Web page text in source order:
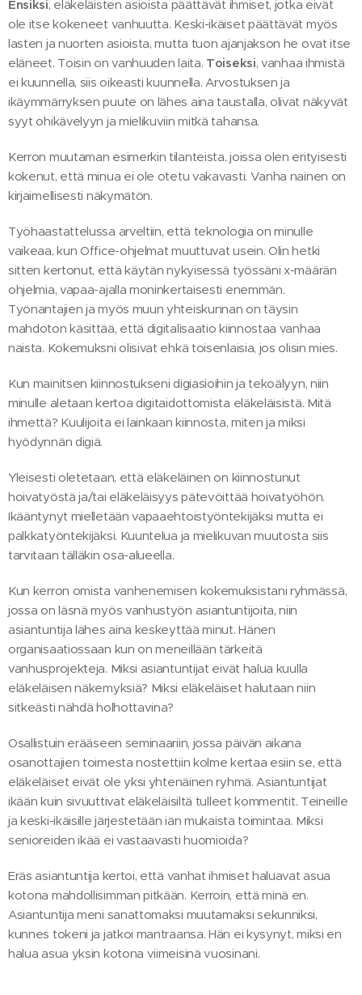
Ensiksi, eläkeläisten asioista päättävät ihmiset, jotka eivät
ole itse kokeneet vanhuutta. Keski-ikäiset päättävät myös
lasten ja nuorten asioista, mutta tuon ajanjakson he ovat itse
eläneet. Toisin on vanhuuden laita. Toiseksi, vanhaa ihmistä
ei kuunnella, siis oikeasti kuunnella. Arvostuksen ja
ikäymmärryksen puute on lähes aina taustalla, olivat näkyvät
syyt ohikävelyyn ja mielikuviin mitkä tahansa.
Kerron muutaman esimerkin tilanteista, joissa olen erityisesti
kokenut, että minua ei ole otetu vakavasti. Vanha nainen on
kirjaimellisesti näkymätön.
Työhaastattelussa arveltiin, että teknologia on minulle
vaikeaa, kun Office-ohjelmat muuttuvat usein. Olin hetki
sitten kertonut, että käytän nykyisessä työssäni x-määrän
ohjelmia, vapaa-ajalla moninkertaisesti enemmän.
Työnantajien ja myös muun yhteiskunnan on täysin
mahdoton käsittää, että digitalisaatio kiinnostaa vanhaa
naista. Kokemuksni olisivat ehkä toisenlaisia, jos olisin mies.
Kun mainitsen kiinnostukseni digiasioihin ja tekoälyyn, niin
minulle aletaan kertoa digitaidottomista eläkeläisistä. Mitä
ihmettä? Kuulijoita ei lainkaan kiinnosta, miten ja miksi
hyödynnän digiä.
Yleisesti oletetaan, että eläkeläinen on kiinnostunut
hoivatyöstä ja/tai eläkeläisyys pätevöittää hoivatyöhön.
Ikääntynyt mielletään vapaaehtoistyöntekijäksi mutta ei
palkkatyöntekijäksi. Kuuntelua ja mielikuvan muutosta siis
tarvitaan tälläkin osa-alueella.
Kun kerron omista vanhenemisen kokemuksistani ryhmässä,
jossa on läsnä myös vanhustyön asiantuntijoita, niin
asiantuntija lähes aina keskeyttää minut. Hänen
organisaatiossaan kun on meneillään tärkeitä
vanhusprojekteja. Miksi asiantuntijat eivät halua kuulla
eläkeläisen näkemyksiä? Miksi eläkeläiset halutaan niin
sitkeästi nähdä holhottavina?
Osallistuin erääseen seminaariin, jossa päivän aikana
osanottajien toimesta nostettiin kolme kertaa esiin se, että
eläkeläiset eivät ole yksi yhtenäinen ryhmä. Asiantuntijat
ikään kuin sivuuttivat eläkeläisiltä tulleet kommentit. Teineille
ja keski-ikäisille järjestetään iän mukaista toimintaa. Miksi
senioreiden ikää ei vastaavasti huomioida?
Eräs asiantuntija kertoi, että vanhat ihmiset haluavat asua
kotona mahdollisimman pitkään. Kerroin, että minä en.
Asiantuntija meni sanattomaksi muutamaksi sekunniksi,
kunnes tokeni ja jatkoi mantraansa. Hän ei kysynyt, miksi en
halua asua yksin kotona viimeisinä vuosinani.